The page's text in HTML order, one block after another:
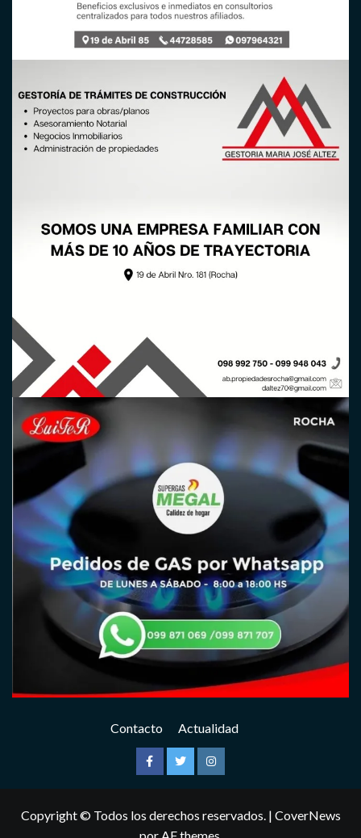
Contacto Actualidad
FacebookTwitterInstagram
Copyright © Todos los derechos reservados. | CoverNews